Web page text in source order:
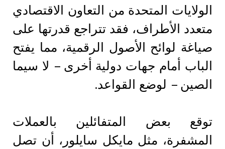
الولايات المتحدة من التعاون الاقتصادي
متعدد الأطراف، فقد تتراجع قدرتها على
صياغة لوائح الأصول الرقمية، مما يفتح
الباب أمام جهات دولية أخرى – لا سيما
الصين – لوضع القواعد.
توقع بعض المتفائلين بالعملات
المشفرة، مثل مايكل سايلور، أن تصل